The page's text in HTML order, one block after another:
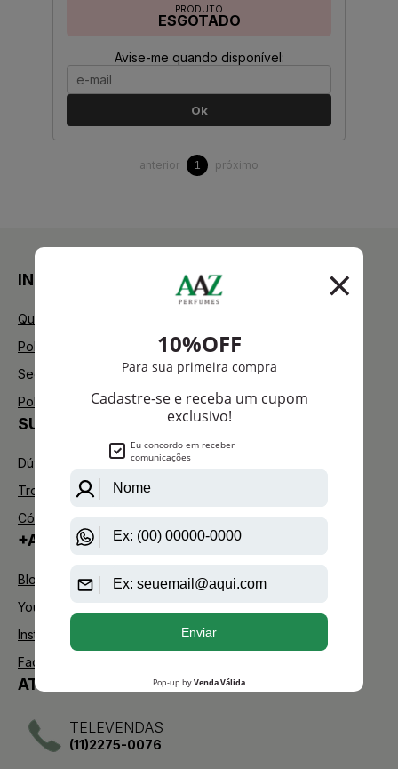
PRODUTO
ESGOTADO
Avise-me quando disponível:
Ok
anterior 1 próximo
INSTITUCIONAL
Quem Somos
Política de Privacidade
Segurança
Política de Troca
SUPORTE
Dúvidas Frequentes
Trocas e Devoluções
Código de defesa do consumidor
+AAZ PERFUMES
Blog
Youtube
Instagram
Facebook
ATENDIMENTO
TELEVENDAS
(11)2275-0076